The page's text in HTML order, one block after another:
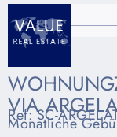
VIA
Ref: SC-
Monatliche